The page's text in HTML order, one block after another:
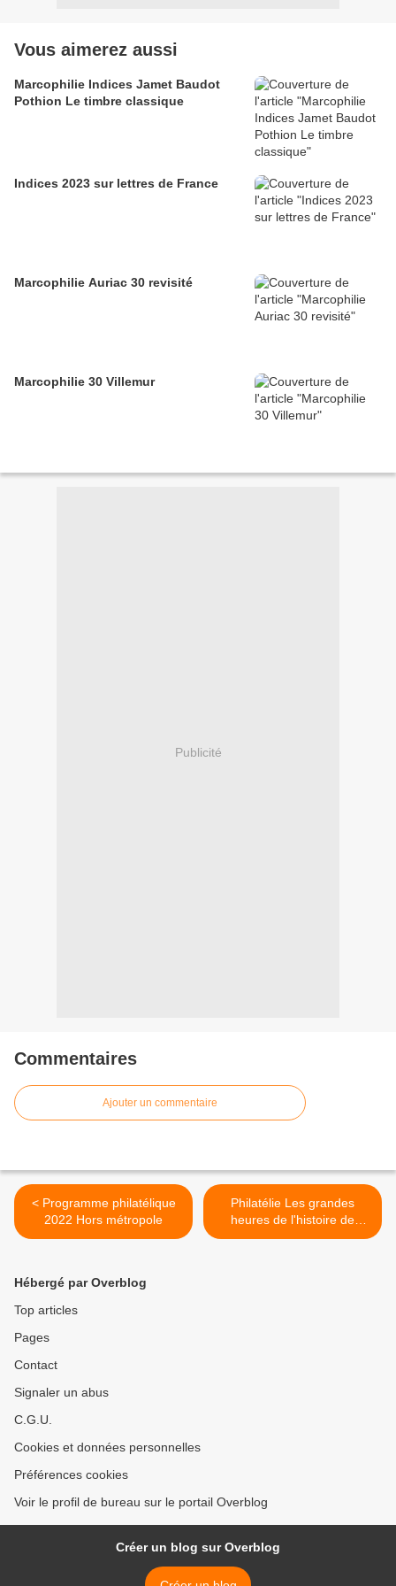
Vous aimerez aussi
Marcophilie Indices Jamet Baudot
Pothion Le timbre classique
Indices 2023 sur lettres de France
Marcophilie Auriac 30 revisité
Marcophilie 30 Villemur
Publicité
Commentaires
Ajouter un commentaire
< Programme philatélique
2022 Hors métropole
Philatélie Les grandes
heures de l'histoire de
France >
Hébergé par Overblog
Top articles
Pages
Contact
Signaler un abus
C.G.U.
Cookies et données personnelles
Préférences cookies
Voir le profil de bureau sur le portail Overblog
Créer un blog sur Overblog